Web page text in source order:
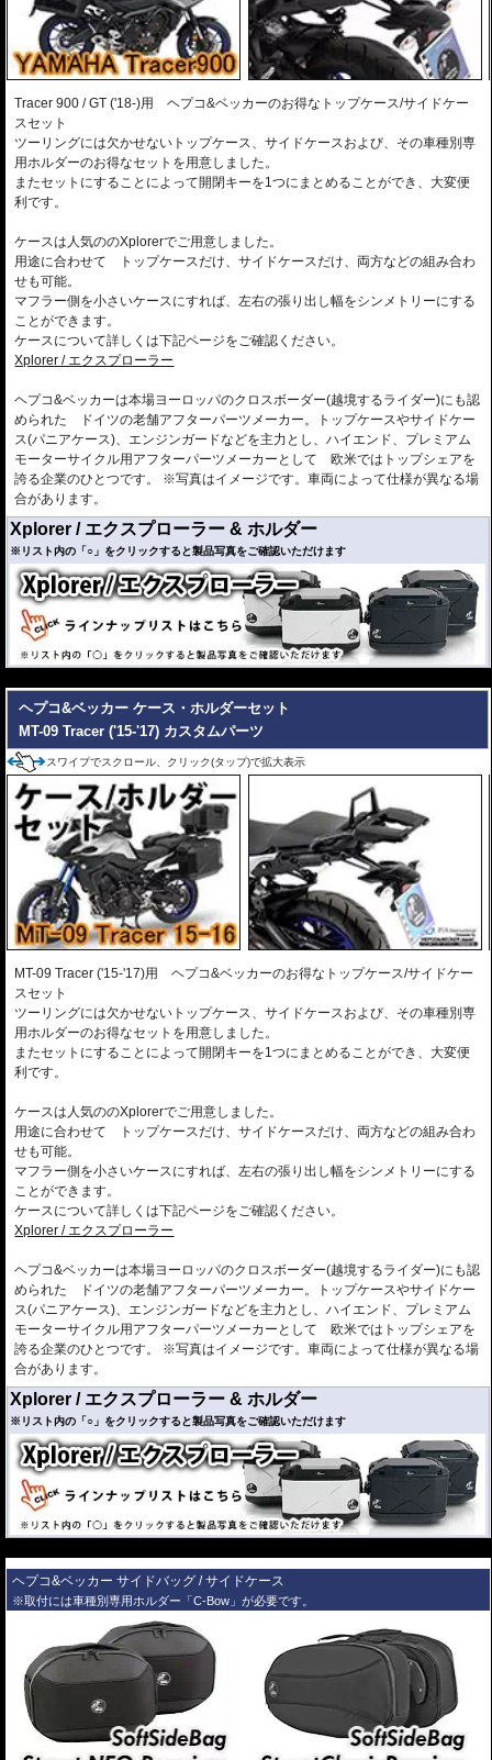
Tracer 900 / GT ('18-)用 ヘプコ&ベッカーのお得なトップケース/サイドケー
スセット
ツーリングには欠かせないトップケース、サイドケースおよび、その車種別専
用ホルダーのお得なセットを用意しました。
またセットにすることによって開閉キーを1つにまとめることができ、大変便
利です。
ケースは人気ののXplorerでご用意しました。
用途に合わせて トップケースだけ、サイドケースだけ、両方などの組み合わ
せも可能。
マフラー側を小さいケースにすれば、左右の張り出し幅をシンメトリーにする
ことができます。
ケースについて詳しくは下記ページをご確認ください。
Xplorer / エクスプローラー
ヘプコ&ベッカーは本場ヨーロッパのクロスボーダー(越境するライダー)にも認
められた ドイツの老舗アフターパーツメーカー。トップケースやサイドケー
ス(パニアケース)、エンジンガードなどを主力とし、ハイエンド、プレミアム
モーターサイクル用アフターパーツメーカーとして 欧米ではトップシェアを
誇る企業のひとつです。 ※写真はイメージです。車両によって仕様が異なる場
合があります。
Xplorer / エクスプローラー & ホルダー
※リスト内の「○」をクリックすると製品写真をご確認いただけます
適合車種
Tracer 900 GT ('18-'20)
※ホルダー/ケースセット商品 弊社オンラインショップから
Tracer 900 ('18-'20)
※ホルダー/ケースセット商品 弊社オンラインショップから
のみお求めいただけます
トップ ケース
サイドケース
カラー/品番
左
右
30
40 30 40
○
チタンシルバー
4559-610-212
￥91,000
￥100,100
8,470円お得!!
○ ○
チタンシルバー
￥187,000(税込)
○ ○
チタンシルバー
4559-XP-SCB-S
￥178,000
16,720円お得!!
○
4559-XP-SST-S
25,190円お得!!
○ ○ ○
4559-XP-SMT-SR
￥265,000
￥ 291,500 (税込)
○ ○
チタンシルバー
○ ○ ○
チタンシルバー
4559-XP-SBT-S
￥269,000
￥295,900(税込)
25,190円お得!!
トップ ケース
TC45
サイドケース
30
40 30 40
○
ブラック
4559-610-217
100,100(税込)
8,470円お得!!
○
ブラック
4559-XP-SCS-B
￥170,000
￥187,000(税込)
15,620円お得!!
○ ○
ブラック
4559-XP-SCB-B
￥195,800(税込)
○ ○
4559-XP-SST-B
￥260,000
￥286,000
25,190円お得!!
ブラック
4559-XP-SMT-BR
￥265,000
￥
291,500
(税込)
24,640円お得!!
○ ○
￥265,000
￥
291,500(税込)
ヘプコ&ベッカー ケース・ホルダーセット
MT-09 Tracer ('15-'17) カスタムパーツ
スワイプでスクロール、クリック(タップ)で拡大表示
MT-09 Tracer ('15-'17)用 ヘプコ&ベッカーのお得なトップケース/サイドケー
スセット
ツーリングには欠かせないトップケース、サイドケースおよび、その車種別専
用ホルダーのお得なセットを用意しました。
またセットにすることによって開閉キーを1つにまとめることができ、大変便
利です。
ケースは人気ののXplorerでご用意しました。
用途に合わせて トップケースだけ、サイドケースだけ、両方などの組み合わ
せも可能。
マフラー側を小さいケースにすれば、左右の張り出し幅をシンメトリーにする
ことができます。
ケースについて詳しくは下記ページをご確認ください。
Xplorer / エクスプローラー
ヘプコ&ベッカーは本場ヨーロッパのクロスボーダー(越境するライダー)にも認
められた ドイツの老舗アフターパーツメーカー。トップケースやサイドケー
ス(パニアケース)、エンジンガードなどを主力とし、ハイエンド、プレミアム
モーターサイクル用アフターパーツメーカーとして 欧米ではトップシェアを
誇る企業のひとつです。 ※写真はイメージです。車両によって仕様が異なる場
合があります。
Xplorer / エクスプローラー & ホルダー
※リスト内の「○」をクリックすると製品写真をご確認いただけます
適合車種
MT-09 Tracer ('15-'17)
※ホルダー/ケースセット商品 弊社オンラインショップから
トップ ケース
TC45
サイドケース
カラー/品番
価格
左
右
30
40
シルバー
4547-610-212
￥89,000
￥97,900(税込)
8,690円お得!!
ヘプコ&ベッカー サイドバッグ / サイドケース
※取付には車種別専用ホルダー「C-Bow」が必要です。